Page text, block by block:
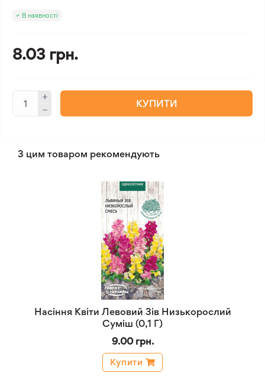
В наявності
8.03 грн.
КУПИТИ
З цим товаром рекомендують
Насіння Квіти Левовий Зів Низькорослий
Суміш (0,1 Г)
9.00 грн.
Купити